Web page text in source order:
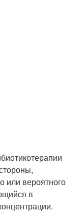
или вероятного
в